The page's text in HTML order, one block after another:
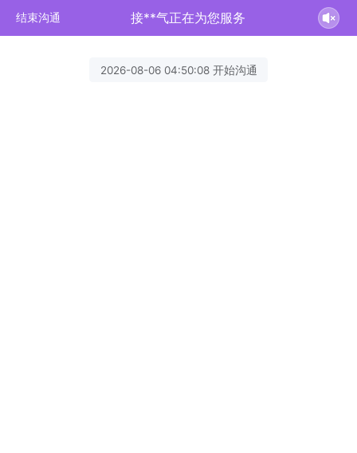
结束沟通 接**气正在为您服务
2026-08-06 04:50:08 开始沟通